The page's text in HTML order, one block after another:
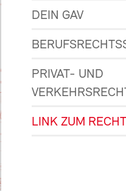
DEIN GAV
PRIVAT- UND
LINK ZUM RECHT